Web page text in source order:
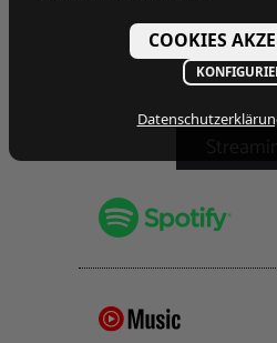
COOKIES